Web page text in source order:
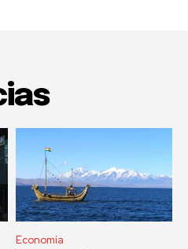
Economía